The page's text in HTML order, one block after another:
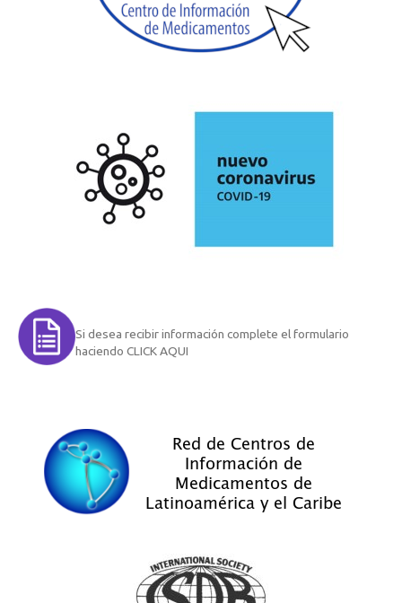
Si desea recibir información complete el formulario
haciendo CLICK AQUI